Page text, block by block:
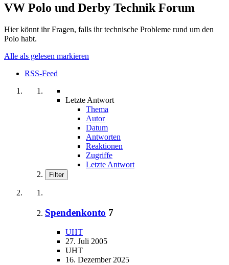
VW Polo und Derby Technik Forum
Hier könnt ihr Fragen, falls ihr technische Probleme rund um den
Polo habt.
Alle als gelesen markieren
RSS-Feed
Letzte Antwort
Thema
Autor
Datum
Antworten
Reaktionen
Zugriffe
Letzte Antwort
Filter
Spendenkonto 7
UHT
27. Juli 2005
UHT
16. Dezember 2025